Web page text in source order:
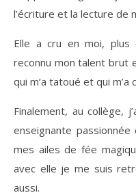
l’écriture et la lecture de
Elle a cru en moi, plus
reconnu mon talent brut
qui m’a tatoué et qui
Finalement, au collège,
enseignante
mes ailes de fée
avec elle je me suis
aussi.